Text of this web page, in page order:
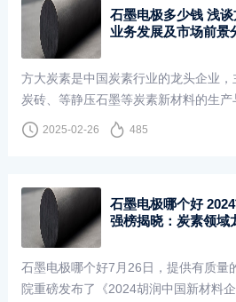
石墨电极多少钱 浅谈
业务发展及市场前景
方大炭素是中国炭素行业的龙头企业，
炭砖、等静压石墨等炭素新材料的生产
钢铁行业方大炭素的核心产品为石墨
要用于电弧炉炼钢。随着全球碳中和推
2025-02-26 485
石墨电极哪个好
强榜揭晓：炭素领域
石墨电极哪个好7月26日，提供有质量
院重磅发布了《2024胡润中国新材料